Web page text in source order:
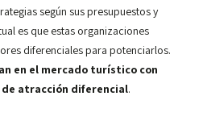
según sus presupuestos y
es que estas organizaciones
diferenciales para potenciarlos.
en el mercado turístico con
atracción diferencial.